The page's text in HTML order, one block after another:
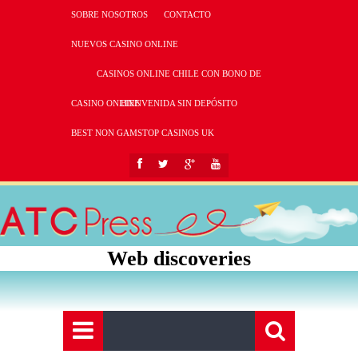
SOBRE NOSOTROS CONTACTO
NUEVOS CASINO ONLINE
CASINOS ONLINE CHILE CON BONO DE
BIENVENIDA SIN DEPÓSITO
CASINO ONLINE
BEST NON GAMSTOP CASINOS UK
Web discoveries